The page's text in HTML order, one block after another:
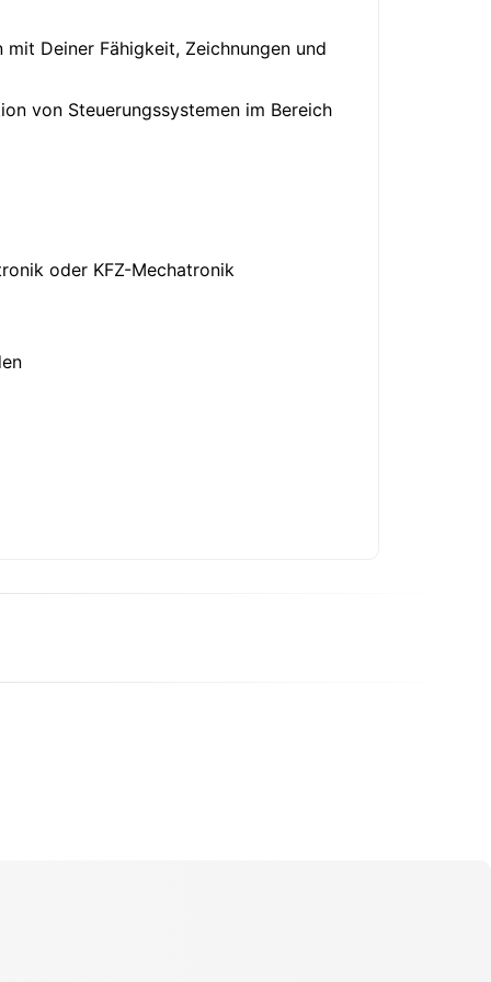
Deiner Fähigkeit, Zeichnungen und
von Steuerungssystemen im Bereich
oder KFZ-Mechatronik